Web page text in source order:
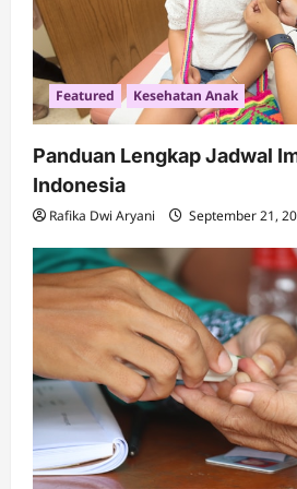
Featured Kesehatan Anak
Panduan Lengkap Jadwal
Indonesia
Rafika Dwi Aryani September 21,